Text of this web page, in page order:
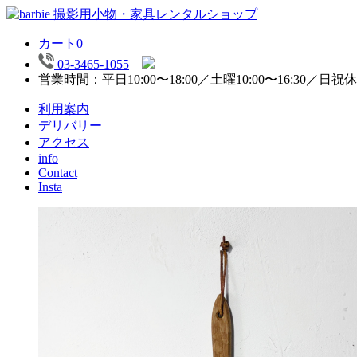
カート 0
03-3465-1055
営業時間：平日10:00〜18:00／土曜10:00〜16:30／日祝
利用案内
デリバリー
アクセス
info
Contact
Insta